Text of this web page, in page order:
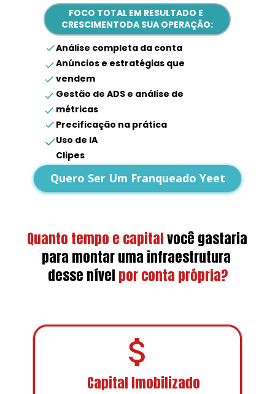
FOCO TOTAL EM RESULTADO E
CRESCIMENTODA SUA OPERAÇÃO:
Análise completa da conta
Anúncios e estratégias que
vendem
Gestão de ADS e análise de
métricas
Precificação na prática
Uso de IA
Clipes
Quero Ser Um Franqueado Yeet
Quanto tempo e capitalvocê gastaria
para montar uma infraestrutura
desse nível por conta própria?
Capital Imobilizado